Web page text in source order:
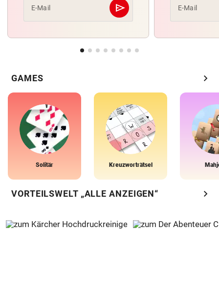
E-Mail send
Abschicken E-Mail
GAMES chevron_right
Solitär Kreuzworträtsel
VORTEILSWELT „ALLE ANZEIGEN“ chevron_right